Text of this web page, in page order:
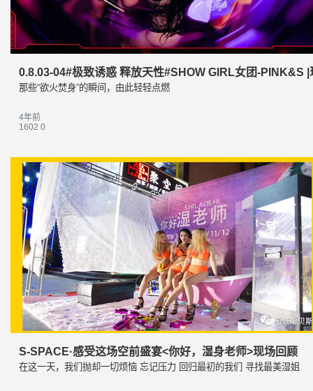
0.8.03-04#极致诱惑 释放天性#SHOW GIRL女团-PINK&S |
那些“欲火焚身”的瞬间，由此轻轻点燃
4年前
1602 0
S-SPACE·感受这场空前盛宴<你好，湿身老师>现场回顾
在这一天，我们抛却一切烦恼 忘记压力 回归最初的我们 寻找最美湿姐